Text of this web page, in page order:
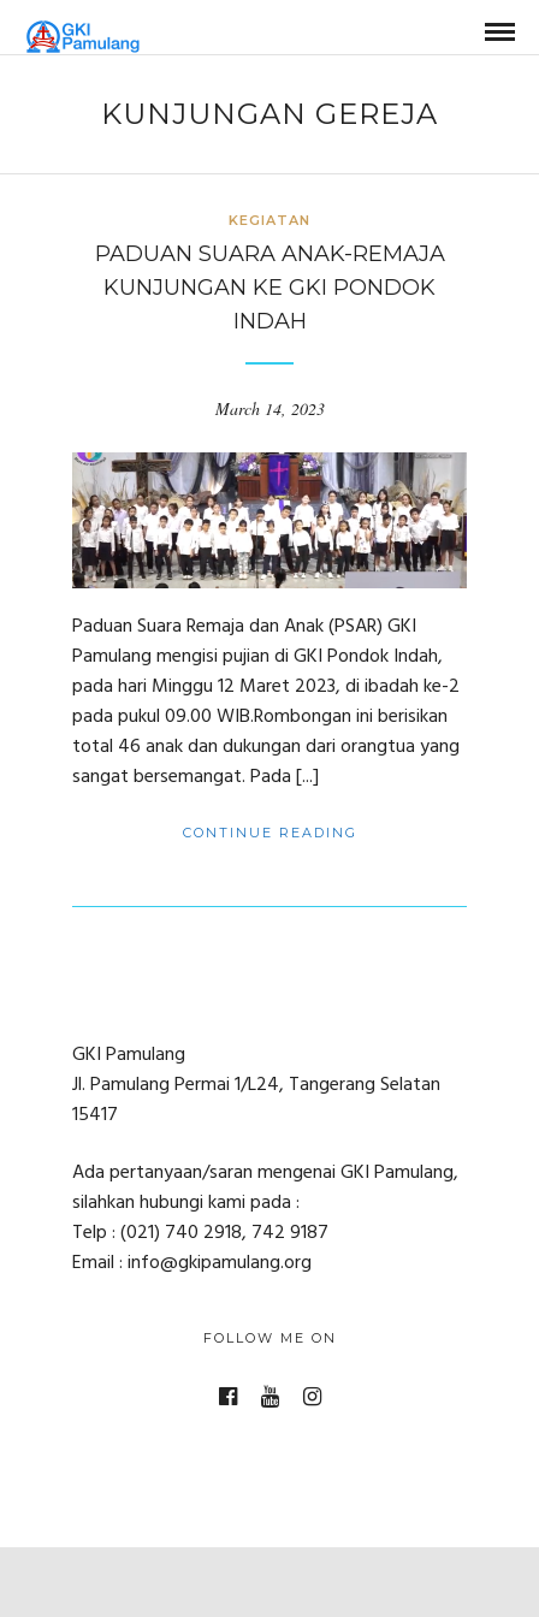
KUNJUNGAN GEREJA
KEGIATAN
PADUAN SUARA ANAK-REMAJA
KUNJUNGAN KE GKI PONDOK
INDAH
March 14, 2023
Paduan Suara Remaja dan Anak (PSAR) GKI
Pamulang mengisi pujian di GKI Pondok Indah,
pada hari Minggu 12 Maret 2023, di ibadah ke-2
pada pukul 09.00 WIB.Rombongan ini berisikan
total 46 anak dan dukungan dari orangtua yang
sangat bersemangat. Pada [...]
CONTINUE READING
GKI Pamulang
Jl. Pamulang Permai 1/L24, Tangerang Selatan
15417
Ada pertanyaan/saran mengenai GKI Pamulang,
silahkan hubungi kami pada :
Telp : (021) 740 2918, 742 9187
Email : info@gkipamulang.org
FOLLOW ME ON